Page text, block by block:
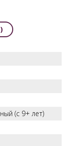
(с 9+ лет)